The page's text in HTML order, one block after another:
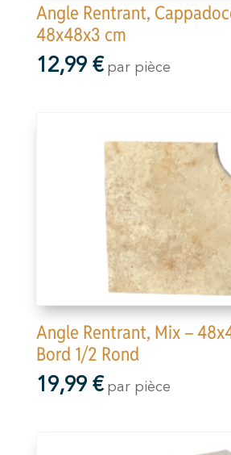
Angle Rentrant,
48x48x3 cm
12,99 € par pièce
Angle Rentrant, Mix –
Bord 1/2 Rond
19,99 € par pièce